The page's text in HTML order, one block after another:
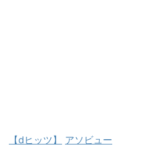
【dヒッツ】 アソビュー